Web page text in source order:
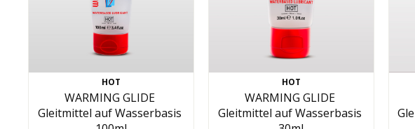
HOT
WARMING GLIDE
Gleitmittel auf Wasserbasis
HOT
WARMING GLIDE
Gleitmittel auf Wasserbasis